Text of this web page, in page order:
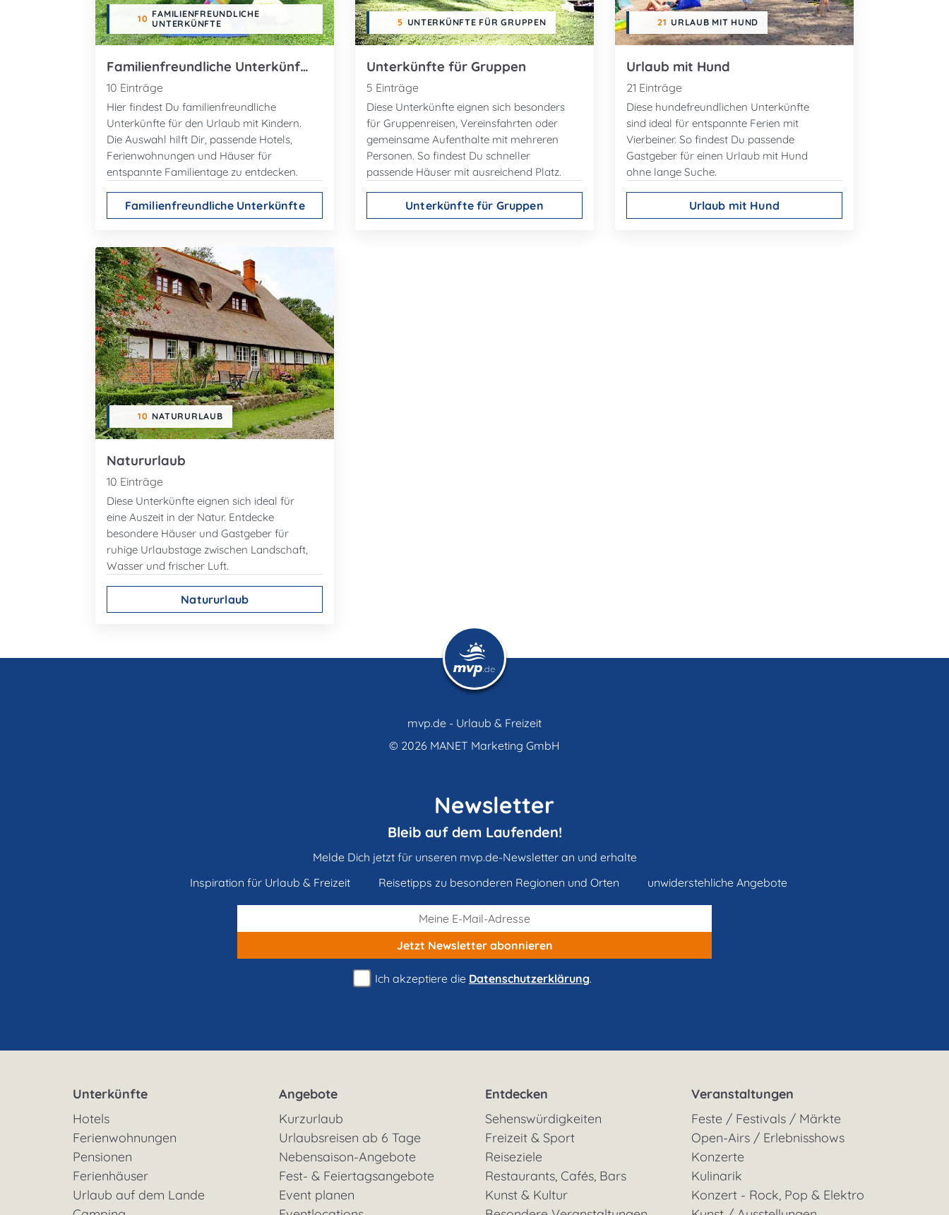
10 FAMILIENFREUNDLICHE
UNTERKÜNFTE
Familienfreundliche Unterkünfte
10 Einträge
Hier findest Du familienfreundliche
Unterkünfte für den Urlaub mit Kindern.
Die Auswahl hilft Dir, passende Hotels,
Ferienwohnungen und Häuser für
entspannte Familientage zu entdecken.
Familienfreundliche Unterkünfte
5 UNTERKÜNFTE FÜR GRUPPEN
Unterkünfte für Gruppen
5 Einträge
Diese Unterkünfte eignen sich besonders
für Gruppenreisen, Vereinsfahrten oder
gemeinsame Aufenthalte mit mehreren
Personen. So findest Du schneller
passende Häuser mit ausreichend Platz.
Unterkünfte für Gruppen
21 URLAUB MIT HUND
Urlaub mit Hund
21 Einträge
Diese hundefreundlichen Unterkünfte
sind ideal für entspannte Ferien mit
Vierbeiner. So findest Du passende
Gastgeber für einen Urlaub mit Hund
ohne lange Suche.
Urlaub mit Hund
10 NATURURLAUB
Natururlaub
10 Einträge
Diese Unterkünfte eignen sich ideal für
eine Auszeit in der Natur. Entdecke
besondere Häuser und Gastgeber für
ruhige Urlaubstage zwischen Landschaft,
Wasser und frischer Luft.
Natururlaub
mvp.de - Urlaub & Freizeit
© 2026 MANET Marketing GmbH
Newsletter
Bleib auf dem Laufenden!
Melde Dich jetzt für unseren mvp.de-Newsletter an und erhalte
Inspiration für Urlaub & Freizeit
Reisetipps zu besonderen Regionen und Orten unwiderstehliche Angebote
Jetzt Newsletterabonnieren
Ich akzeptiere die Datenschutzerklärung.
Unterkünfte
Hotels
Ferienwohnungen
Pensionen
Ferienhäuser
Urlaub auf dem Lande
Angebote
Kurzurlaub
Urlaubsreisen ab 6 Tage
Nebensaison-Angebote
Fest- & Feiertagsangebote
Event planen
Entdecken
Sehenswürdigkeiten
Freizeit & Sport
Reiseziele
Restaurants, Cafés, Bars
Kunst & Kultur
Veranstaltungen
Feste / Festivals / Märkte
Open-Airs / Erlebnisshows
Konzerte
Kulinarik
Konzert - Rock, Pop & Elektro